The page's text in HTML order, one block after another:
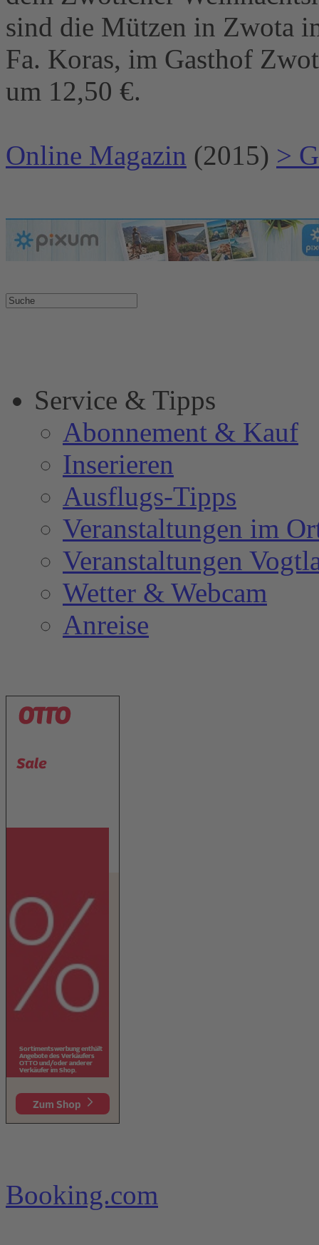
sind die Mützen in Zwota
Fa. Koras, im Gasthof
um 12,50 €.
Online Magazin (2015) >
Service & Tipps
Abonnement & Kauf
Inserieren
Ausflugs-Tipps
Veranstaltungen im
Veranstaltungen
Wetter & Webcam
Anreise
Booking.com